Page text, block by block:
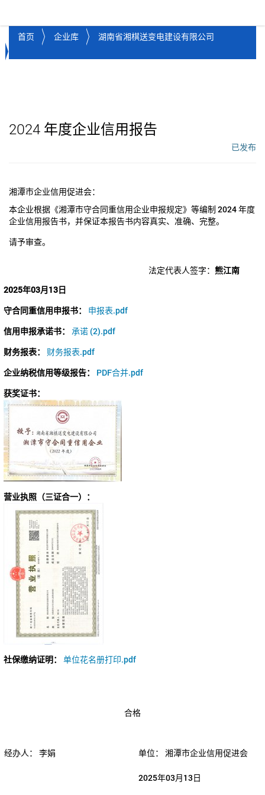
首页 企业库 湖南省湘棋送变电建设有限公司
2024 年度企业信用报告
已发布
湘潭市企业信用促进会：
本企业根据《湘潭市守合同重信用企业申报规定》等编制 2024年度
企业信用报告书，并保证本报告书内容真实、准确、完整。
请予审查。
法定代表人签字： 熊江南
2025年03月13日
守合同重信用申报书：
申报表.pdf
信用申报承诺书：
承诺 (2).pdf
财务报表：
财务报表.pdf
企业纳税信用等级报告：
PDF合并.pdf
获奖证书：
营业执照（三证合一）：
社保缴纳证明： 单位花名册打印.pdf
合格
经办人： 李娟 单位： 湘潭市企业信用促进会
2025年03月13日